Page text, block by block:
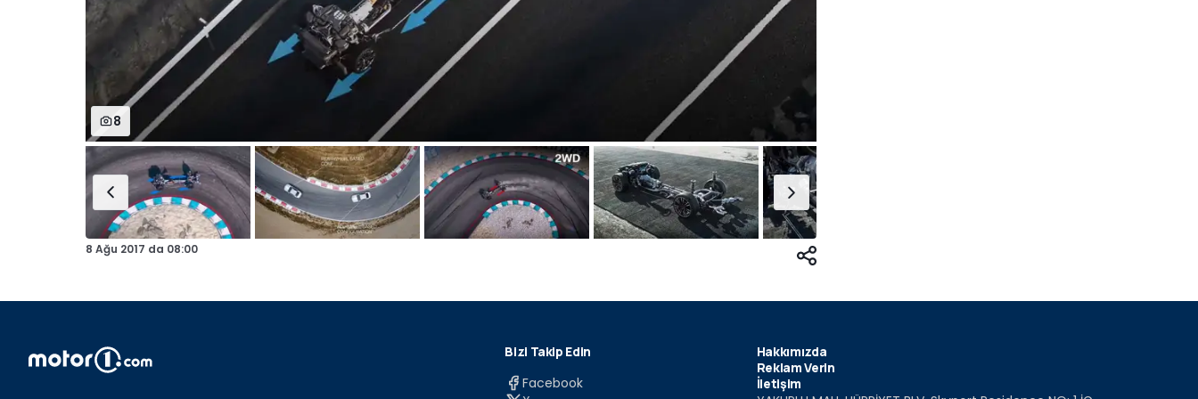
8
8 Ağu 2017 da 08:00
Bizi Takip Edin
Facebook
Hakkımızda
Reklam Verin
İletişim